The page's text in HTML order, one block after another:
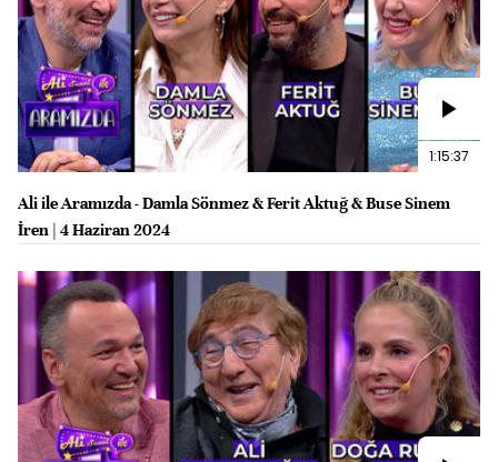
1:15:37
Ali ile Aramızda - Damla Sönmez & Ferit Aktuğ & Buse Sinem
İren | 4 Haziran 2024